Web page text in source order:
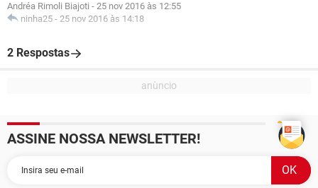
Andréa Rimoli Biajoti - 25 nov 2016 às 12:55
ninha25 - 25 nov 2016 às 14:18
2 Respostas
ASSINE NOSSA NEWSLETTER!